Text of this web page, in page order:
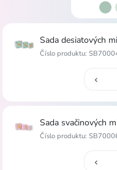
Sada desiatových
Číslo produktu:
Sada svačinových
Číslo produktu: